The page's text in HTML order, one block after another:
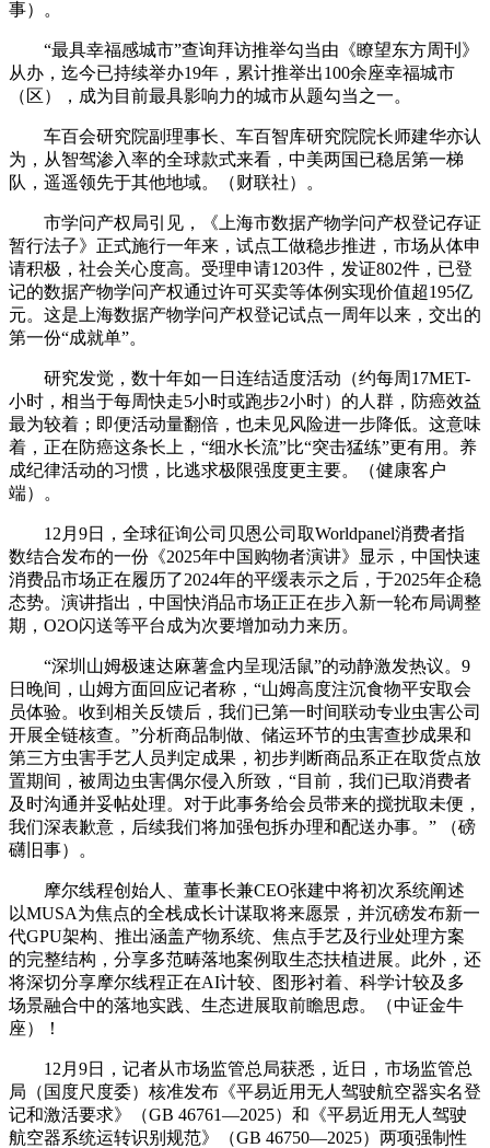
事）。
“最具幸福感城市”查询拜访推举勾当由《瞭望东方周刊》
从办，迄今已持续举办19年，累计推举出100余座幸福城市
（区），成为目前最具影响力的城市从题勾当之一。
车百会研究院副理事长、车百智库研究院院长师建华亦认
为，从智驾渗入率的全球款式来看，中美两国已稳居第一梯
队，遥遥领先于其他地域。（财联社）。
市学问产权局引见，《上海市数据产物学问产权登记存证
暂行法子》正式施行一年来，试点工做稳步推进，市场从体申
请积极，社会关心度高。受理申请1203件，发证802件，已登
记的数据产物学问产权通过许可买卖等体例实现价值超195亿
元。这是上海数据产物学问产权登记试点一周年以来，交出的
第一份“成就单”。
研究发觉，数十年如一日连结适度活动（约每周17MET-
小时，相当于每周快走5小时或跑步2小时）的人群，防癌效益
最为较着；即便活动量翻倍，也未见风险进一步降低。这意味
着，正在防癌这条长上，“细水长流”比“突击猛练”更有用。养
成纪律活动的习惯，比逃求极限强度更主要。（健康客户
端）。
12月9日，全球征询公司贝恩公司取Worldpanel消费者指
数结合发布的一份《2025年中国购物者演讲》显示，中国快速
消费品市场正在履历了2024年的平缓表示之后，于2025年企稳
态势。演讲指出，中国快消品市场正正在步入新一轮布局调整
期，O2O闪送等平台成为次要增加动力来历。
“深圳山姆极速达麻薯盒内呈现活鼠”的动静激发热议。9
日晚间，山姆方面回应记者称，“山姆高度注沉食物平安取会
员体验。收到相关反馈后，我们已第一时间联动专业虫害公司
开展全链核查。”分析商品制做、储运环节的虫害查抄成果和
第三方虫害手艺人员判定成果，初步判断商品系正在取货点放
置期间，被周边虫害偶尔侵入所致，“目前，我们已取消费者
及时沟通并妥帖处理。对于此事务给会员带来的搅扰取未便，
我们深表歉意，后续我们将加强包拆办理和配送办事。” （磅
礴旧事）。
摩尔线程创始人、董事长兼CEO张建中将初次系统阐述
以MUSA为焦点的全栈成长计谋取将来愿景，并沉磅发布新一
代GPU架构、推出涵盖产物系统、焦点手艺及行业处理方案
的完整结构，分享多范畴落地案例取生态扶植进展。此外，还
将深切分享摩尔线程正在AI计较、图形衬着、科学计较及多
场景融合中的落地实践、生态进展取前瞻思虑。（中证金牛
座）！
12月9日，记者从市场监管总局获悉，近日，市场监管总
局（国度尺度委）核准发布《平易近用无人驾驶航空器实名登
记和激活要求》（GB 46761—2025）和《平易近用无人驾驶
航空器系统运转识别规范》（GB 46750—2025）两项强制性